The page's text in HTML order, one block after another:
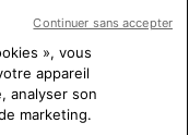
tout ou partie du
est interdite. Les
factuel sont
nécessaire à la
l’information
les concernant et
», vous
appareil
analyser son
marketing.
Continuer sans accepter